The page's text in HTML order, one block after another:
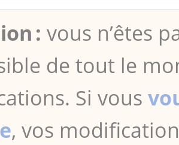
: vous n’êtes
de tout le
Si vous
, vos